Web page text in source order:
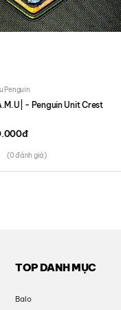
Unit Crest
TOP DANH MỤC
Balo